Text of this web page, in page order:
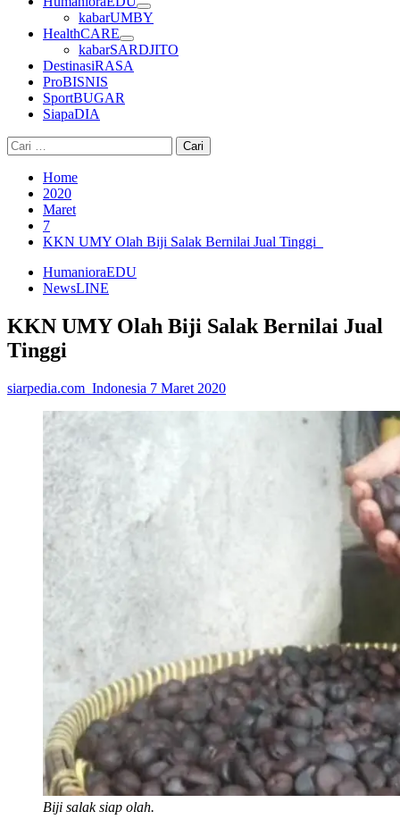
kabarUMBY
HealthCARE
kabarSARDJITO
DestinasiRASA
ProBISNIS
SportBUGAR
SiapaDIA
Cari
untuk:
Home
2020
Maret
7
KKN UMY Olah Biji Salak Bernilai Jual Tinggi
HumanioraEDU
NewsLINE
KKN UMY Olah Biji Salak Bernilai Jual
Tinggi
siarpedia.com_Indonesia 7 Maret 2020
Biji salak siap olah.